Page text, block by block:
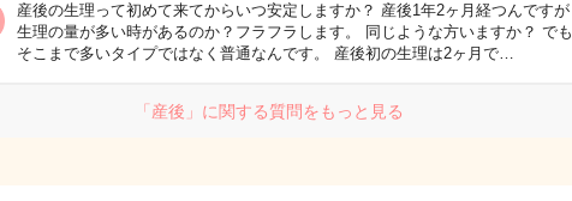
産後の生理って初めて来てからいつ安定しますか？ 産後1年2ヶ月経つんですが
生理の量が多い時があるのか？フラフラします。 同じような方いますか？ でも
そこまで多いタイプではなく普通なんです。 産後初の生理は2ヶ月で…
「産後」に関する質問をもっと見る